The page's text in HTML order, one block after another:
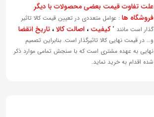
علت تفاوت قیمت بعضی محصولات با دیگر
فروشگاه ها : عوامل متعددی در تعیین قیمت کالا تاثیر
گذار است مانند "کیفیت ، اصالت کالا، تاریخ انقضا
و… در قیمت نهایی کالا تاثیرگذار است. بنابراین تصمیم
نهایی به عهده مشتری است که با سنجش تمامی موارد ذکر
شده اقدام به خرید نماید.